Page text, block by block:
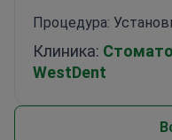
Процедура:
Клиника:
WestDent